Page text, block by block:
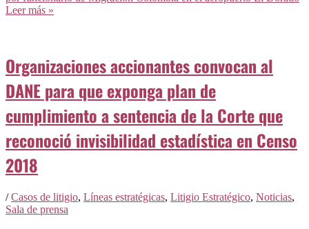
Leer más »
Organizaciones accionantes convocan al
DANE para que exponga plan de
cumplimiento a sentencia de la Corte que
reconoció invisibilidad estadística en Censo
2018
/Casos de litigio, Líneas estratégicas, Litigio Estratégico, Noticias,
Sala de prensa